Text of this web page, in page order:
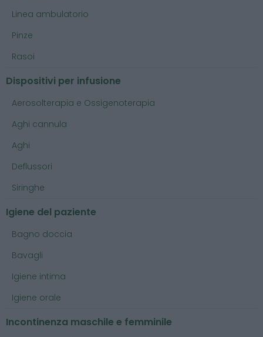
Linea ambulatorio
Pinze
Rasoi
Dispositivi per infusione
Aerosolterapia e Ossigenoterapia
Aghi cannula
Aghi
Deflussori
Siringhe
Igiene del paziente
Bagno doccia
Bavagli
Igiene intima
Igiene orale
Incontinenza maschile e femminile